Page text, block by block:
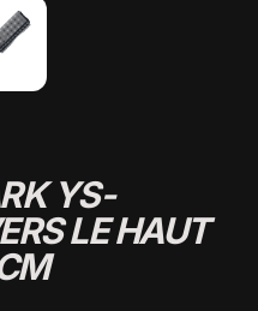
YS-
LE HAUT